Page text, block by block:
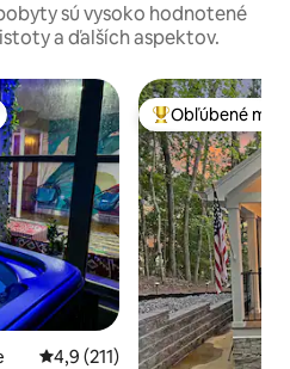
sú vysoko hodnotené
a ďalších aspektov.
Priemerné ohodnotenie 4,9 z
4,9 (211)
Najobľúbenejšie
Obľúbené